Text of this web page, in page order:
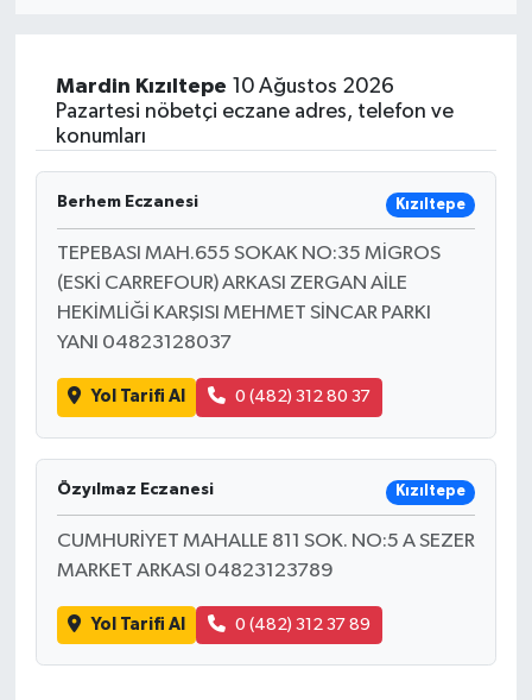
Mardin Kızıltepe 10 Ağustos 2026
Pazartesi nöbetçi eczane adres, telefon ve
konumları
Berhem Eczanesi Kızıltepe
TEPEBASI MAH.655 SOKAK NO:35 MİGROS
(ESKİ CARREFOUR) ARKASI ZERGAN AİLE
HEKİMLİĞİ KARŞISI MEHMET SİNCAR PARKI
YANI 04823128037
Yol Tarifi Al 0 (482) 312 80 37
Özyılmaz Eczanesi Kızıltepe
CUMHURİYET MAHALLE 811 SOK. NO:5 A SEZER
MARKET ARKASI 04823123789
Yol Tarifi Al 0 (482) 312 37 89
Sağlık
Magazin
Gündem
Kültür & Sanat
Teknoloji
Bilim